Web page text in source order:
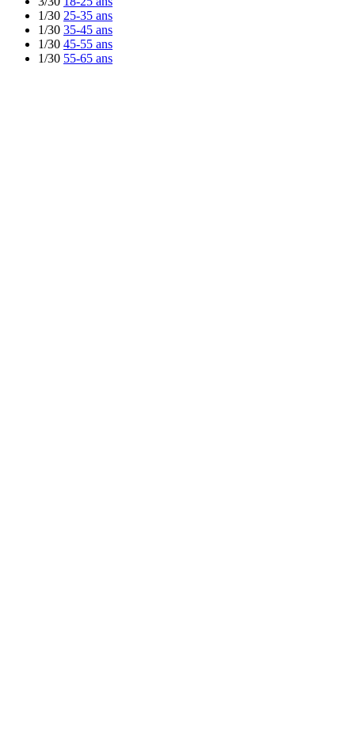
1/30 25-35 ans
1/30 35-45 ans
1/30 45-55 ans
1/30 55-65 ans